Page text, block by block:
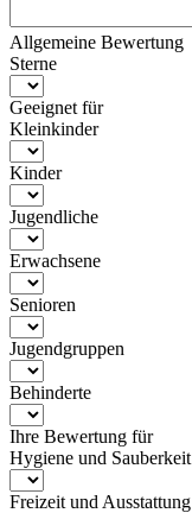
Allgemeine Bewertung
Sterne
Geeignet für
Kleinkinder
Kinder
Jugendliche
Erwachsene
Senioren
Jugendgruppen
Behinderte
Ihre Bewertung für
Hygiene und Sauberkeit
Freizeit und Ausstattung